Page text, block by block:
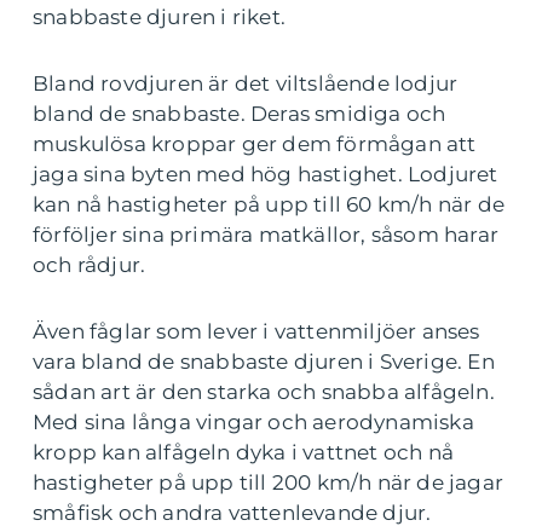
snabbaste djuren i riket.
Bland rovdjuren är det viltslående lodjur
bland de snabbaste. Deras smidiga och
muskulösa kroppar ger dem förmågan att
jaga sina byten med hög hastighet. Lodjuret
kan nå hastigheter på upp till 60 km/h när de
förföljer sina primära matkällor, såsom harar
och rådjur.
Även fåglar som lever i vattenmiljöer anses
vara bland de snabbaste djuren i Sverige. En
sådan art är den starka och snabba alfågeln.
Med sina långa vingar och aerodynamiska
kropp kan alfågeln dyka i vattnet och nå
hastigheter på upp till 200 km/h när de jagar
småfisk och andra vattenlevande djur.